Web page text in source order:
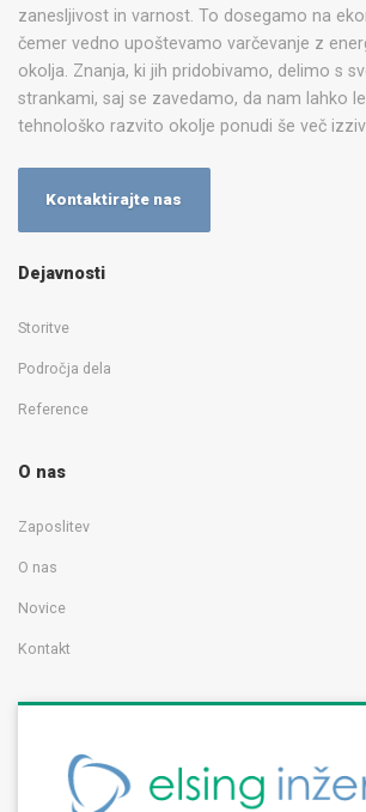
zanesljivost in varnost. To dosegamo na
čemer vedno upoštevamo varčevanje z
okolja. Znanja, ki jih pridobivamo, delimo s
strankami, saj se zavedamo, da nam lahko
tehnološko razvito okolje ponudi še več
Kontaktirajte nas
Dejavnosti
Storitve
Področja dela
Reference
O nas
Zaposlitev
O nas
Novice
Kontakt